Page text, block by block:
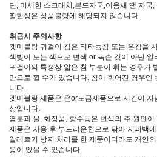
단, 미세한 스크래치,본드자국,이음새 땜 자국
휨현상은 상품불량에 해당되지 않습니다.
취급시 주의사항
겟미블링 귀걸이 침은 티타늄침 또는 은침을
색빛이 도는 색으로 변색 or 녹슨 것이 아닌 알
귀걸이의 특성상 얇은 침 부분이 휘는 경우가
만으로 휠 수가 있습니다. 침이 휘어진 경우엔
니다.
겟미블링 제품은 은or도금제품으로 시간이
상입니다.
염분과 물, 화장품, 향수등은 변색의 주 원인
제품은 사용 후 부드러운천으로 닦아 지퍼백
알레르기 방지 처리를 한 제품이더라도 개인
응이 있을 수 있습니다.